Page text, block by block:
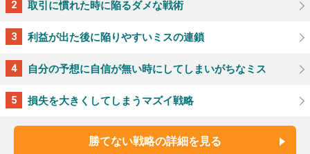
取引に慣れた時に陥るダメな戦術
利益が出た後に陥りやすいミスの連鎖
自分の予想に自信が無い時にしてしまいがちなミス
損失を大きくしてしまうマズイ戦略
勝てない戦略の詳細を見る